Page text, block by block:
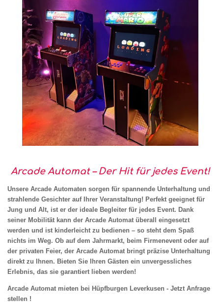
Arcade Automat – Der Hit für jedes Event!
Unsere Arcade Automaten sorgen für spannende Unterhaltung und
strahlende Gesichter auf Ihrer Veranstaltung! Perfekt geeignet für
Jung und Alt, ist er der ideale Begleiter für jedes Event. Dank
seiner Mobilität kann der Arcade Automat überall eingesetzt
werden und ist kinderleicht zu bedienen – so steht dem Spaß
nichts im Weg. Ob auf dem Jahrmarkt, beim Firmenevent oder auf
der privaten Feier, der Arcade Automat bringt präzise Unterhaltung
direkt zu Ihnen. Bieten Sie Ihren Gästen ein unvergessliches
Erlebnis, das sie garantiert lieben werden!
Arcade Automat mieten bei Hüpfburgen Leverkusen - Jetzt Anfrage
stellen !